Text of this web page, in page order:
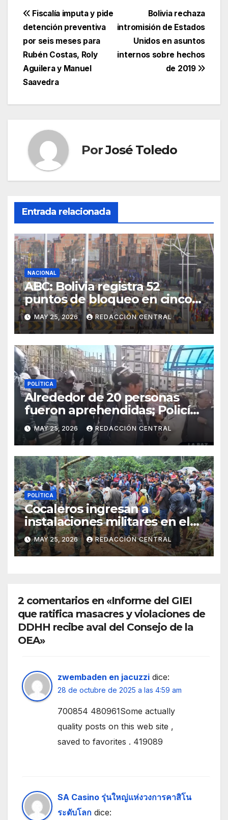
Navegación
de
entradas
Bolivia rechaza
intromisión de Estados
Unidos en asuntos
internos sobre hechos
de 2019
Fiscalía imputa y pide
detención preventiva
por seis meses para
Rubén Costas, Roly
Aguilera y Manuel
Saavedra
PorJosé Toledo
Entrada relacionada
NACIONAL
ABC: Bolivia registra 52
puntos de bloqueo en cinco
departamentos
MAY 25, 2026 REDACCIÓN CENTRAL
POLÍTICA
Alrededor de 20 personas
fueron aprehendidas; Policía
gasifica e impide ingreso de
manifestantes a plaza Murillo
MAY 25, 2026 REDACCIÓN CENTRAL
POLÍTICA
Cocaleros ingresan a
instalaciones militares en el
Trópico: “No aceptaremos un
estado de sitio”
MAY 25, 2026 REDACCIÓN CENTRAL
2 comentarios en «Informe del GIEI
que ratifica masacres y violaciones de
DDHH recibe aval del Consejo de la
OEA»
zwembaden en jacuzzi dice:
28 de octubre de 2025 a las 4:59 am
700854 480961Some actually
quality posts on this web site ,
saved to favorites . 419089
SA Casino รุ่นใหญ่แห่งวงการคาสิโน
ระดับโลก dice: